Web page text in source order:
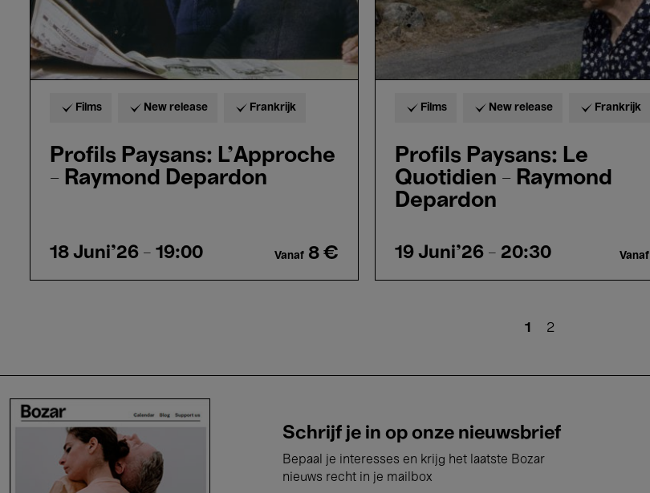
Films New release Frankrijk
Profils Paysans: L'Approche
- Raymond Depardon
18 Juni'26 - 19:00 Vanaf 8 €
Films New release Frankrijk
Profils Paysans: Le
Quotidien - Raymond
Depardon
19 Juni'26 - 20:30 Vanaf
Huidige
1 Pagina
2
Schrijf je in op onze nieuwsbrief
Bepaal je interesses en krijg het laatste Bozar
nieuws recht in je mailbox